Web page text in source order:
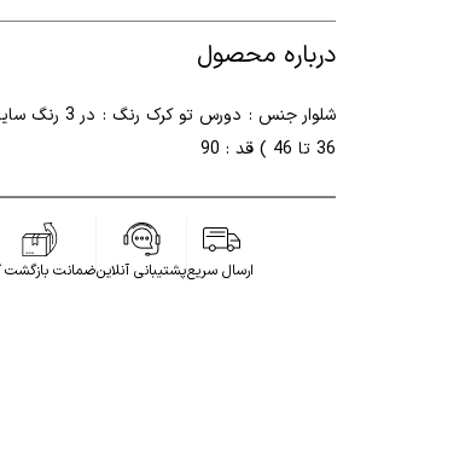
درباره محصول
شلوار جنس : دورس تو
36 تا 46 ) قد : 90
ارسال سریعپشتیبانی آنلاینضمانت بازگشت